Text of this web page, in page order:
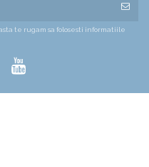
te rugam sa folosesti informatiile